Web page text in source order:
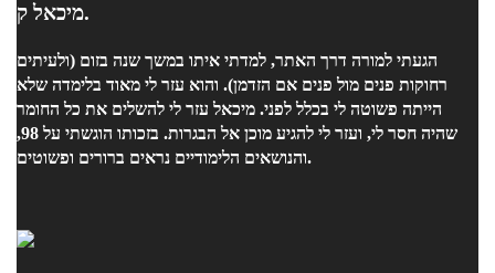
מיכאל ק.
הגעתי למורה דרך האתר, למדתי איתו במשך שנה בזום (ולעיתים
רחוקות פנים מול פנים אם הזדמן). והוא עזר לי מאוד בלימדה שלא
הייתה פשוטה לי בכלל לפני. מיכאל עזר לי להשלים את כל החומר
שהיה חסר לי, ועזר לי להגיע מוכן אל הבגרות. בזכותו הוגשתי על 98,
והנושאים הלימודיים נראים ברורים ופשוטים.